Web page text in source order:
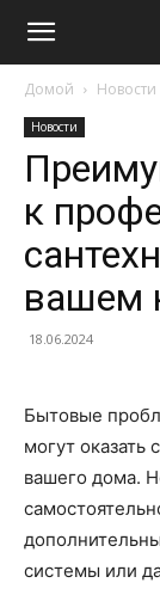
Домой Новости
Новости
к
вашем
18.06.2024
Бытовые
могут оказать
вашего дома.
системы или